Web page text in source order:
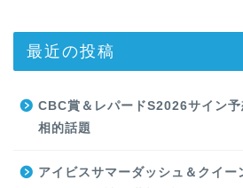
最近の投稿
CBC賞＆レパードS2026サイン
相的話題
アイビスサマーダッシュ＆クイー